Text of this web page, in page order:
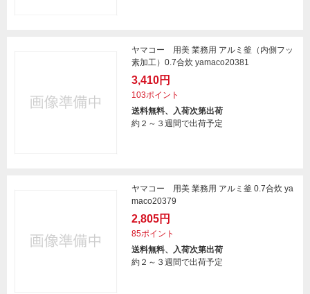
ヤマコー 用美 業務用 アルミ釜（内側フッ
素加工）0.7合炊 yamaco20381
3,410円
103ポイント
送料無料、入荷次第出荷
約２～３週間で出荷予定
ヤマコー 用美 業務用 アルミ釜 0.7合炊 ya
maco20379
2,805円
85ポイント
送料無料、入荷次第出荷
約２～３週間で出荷予定